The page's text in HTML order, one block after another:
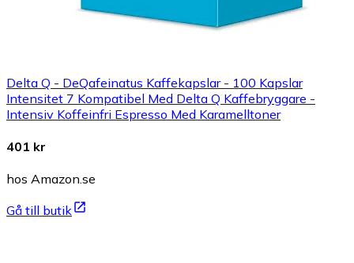
Delta Q - DeQafeinatus Kaffekapslar - 100 Kapslar
Intensitet 7 Kompatibel Med Delta Q Kaffebryggare -
Intensiv Koffeinfri Espresso Med Karamelltoner
401 kr
hos Amazon.se
Gå till butik